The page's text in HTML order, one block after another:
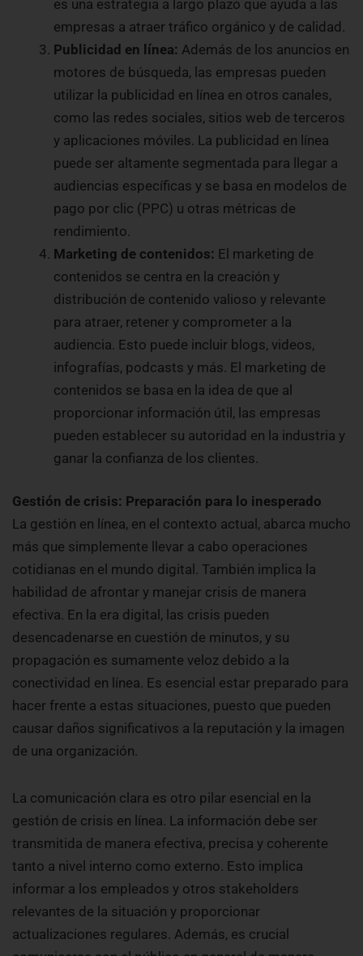
es una estrategia a largo plazo que ayuda a las
empresas a atraer tráfico orgánico y de calidad.
Publicidad en línea: Además de los anuncios en
motores de búsqueda, las empresas pueden
utilizar la publicidad en línea en otros canales,
como las redes sociales, sitios web de terceros
y aplicaciones móviles. La publicidad en línea
puede ser altamente segmentada para llegar a
audiencias específicas y se basa en modelos de
pago por clic (PPC) u otras métricas de
rendimiento.
Marketing de contenidos: El marketing de
contenidos se centra en la creación y
distribución de contenido valioso y relevante
para atraer, retener y comprometer a la
audiencia. Esto puede incluir blogs, videos,
infografías, podcasts y más. El marketing de
contenidos se basa en la idea de que al
proporcionar información útil, las empresas
pueden establecer su autoridad en la industria y
ganar la confianza de los clientes.
Gestión de crisis: Preparación para lo inesperado
La gestión en línea, en el contexto actual, abarca mucho
más que simplemente llevar a cabo operaciones
cotidianas en el mundo digital. También implica la
habilidad de afrontar y manejar crisis de manera
efectiva. En la era digital, las crisis pueden
desencadenarse en cuestión de minutos, y su
propagación es sumamente veloz debido a la
conectividad en línea. Es esencial estar preparado para
hacer frente a estas situaciones, puesto que pueden
causar daños significativos a la reputación y la imagen
de una organización.
La comunicación clara es otro pilar esencial en la
gestión de crisis en línea. La información debe ser
transmitida de manera efectiva, precisa y coherente
tanto a nivel interno como externo. Esto implica
informar a los empleados y otros stakeholders
relevantes de la situación y proporcionar
actualizaciones regulares. Además, es crucial